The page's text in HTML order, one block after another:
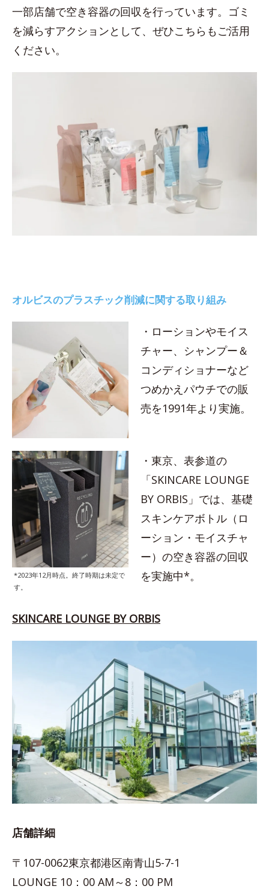
一部店舗で空き容器の回収を行っています。ゴミ
を減らすアクションとして、ぜひこちらもご活用
ください。
オルビスのプラスチック削減に関する取り組み
・ローションやモイス
チャー、シャンプー＆
コンディショナーなど
つめかえパウチでの販
売を1991年より実施。
*2023年12月時点。終了時期は未定で
す。
・東京、表参道の
「SKINCARE LOUNGE
BY ORBIS」では、基礎
スキンケアボトル（ロ
ーション・モイスチャ
ー）の空き容器の回収
を実施中*。
SKINCARE LOUNGE BY ORBIS
店舗詳細
〒107-0062東京都港区南青山5-7-1
LOUNGE 10：00 AM～8：00 PM